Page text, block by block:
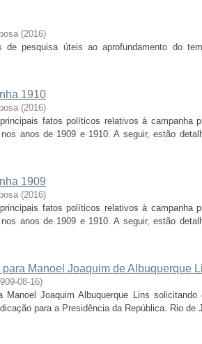
(2016)
de pesquisa úteis ao aprofundamento do
1910
(2016)
fatos políticos relativos à campanha
anos de 1909 e 1910. A seguir, estão
1909
(2016)
fatos políticos relativos à campanha
anos de 1909 e 1910. A seguir, estão
Manoel Joaquim de Albuquerque
08-16)
Manoel Joaquim Albuquerque Lins
para a Presidência da República. Rio de